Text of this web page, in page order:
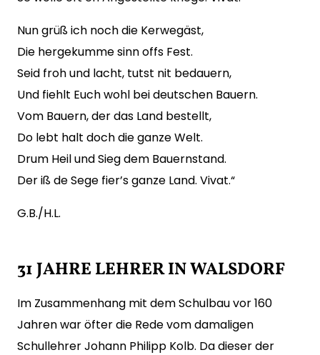
Nun grüß ich noch die Kerwegäst,
Die hergekumme sinn offs Fest.
Seid froh und lacht, tutst nit bedauern,
Und fiehlt Euch wohl bei deutschen Bauern.
Vom Bauern, der das Land bestellt,
Do lebt halt doch die ganze Welt.
Drum Heil und Sieg dem Bauernstand.
Der iß de Sege fier’s ganze Land. Vivat.“
G.B./H.L.
31 JAHRE LEHRER IN WALSDORF
Im Zusammenhang mit dem Schulbau vor 160
Jahren war öfter die Rede vom damaligen
Schullehrer Johann Philipp Kolb. Da dieser der